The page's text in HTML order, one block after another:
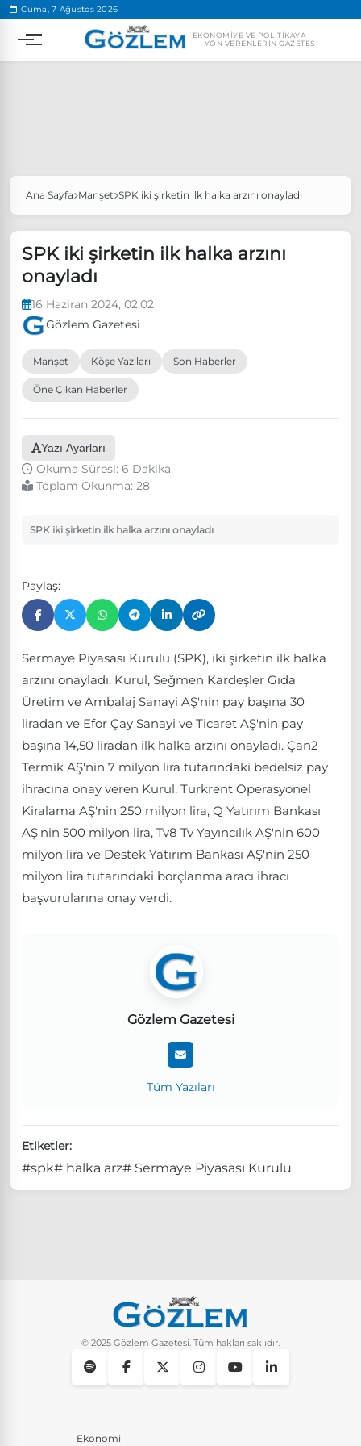
Cuma, 7 Ağustos 2026
EKONOMIYE VE POLITIKAYA
YÖN VERENLERIN GAZETESI
Popüler Aramalar
Özgür Özel, Ekrem İmamoğlu’nu ziyaret edecek
Ünlü çift bir etkinliğe daha katılmama kararı aldı
Boykot
Ana Sayfa Manşet SPK iki şirketin ilk halka arzını onayladı
SPK iki şirketin ilk halka arzını
onayladı
16 Haziran 2024, 02:02
Gözlem Gazetesi
Manşet Köşe Yazıları Son Haberler
Öne Çıkan Haberler
Yazı Ayarları
Okuma Süresi: 6 Dakika
Toplam Okunma: 28
SPK iki şirketin ilk halka arzını onayladı
Paylaş:
Sermaye Piyasası Kurulu (SPK), iki şirketin ilk halka
arzını onayladı. Kurul, Seğmen Kardeşler Gıda
Üretim ve Ambalaj Sanayi AŞ'nin pay başına 30
liradan ve Efor Çay Sanayi ve Ticaret AŞ'nin pay
başına 14,50 liradan ilk halka arzını onayladı. Çan2
Termik AŞ'nin 7 milyon lira tutarındaki bedelsiz pay
ihracına onay veren Kurul, Turkrent Operasyonel
Kiralama AŞ'nin 250 milyon lira, Q Yatırım Bankası
AŞ'nin 500 milyon lira, Tv8 Tv Yayıncılık AŞ'nin 600
milyon lira ve Destek Yatırım Bankası AŞ'nin 250
milyon lira tutarındaki borçlanma aracı ihracı
başvurularına onay verdi.
Gözlem Gazetesi
Tüm Yazıları
Etiketler:
#spk# halka arz# Sermaye Piyasası Kurulu
© 2025 Gözlem Gazetesi. Tüm hakları saklıdır.
Ekonomi